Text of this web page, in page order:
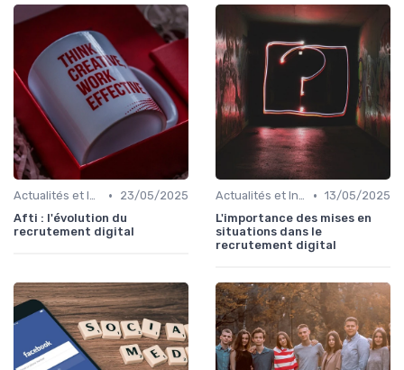
Actualités et Innovations en Recrutement •
23/05/2025
Afti : l'évolution du
recrutement digital
Actualités et Innovations en Recrutement • 13/05/2025
L'importance des mises en
situations dans le
recrutement digital